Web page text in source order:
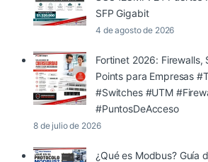
SFP Gigabit
4 de agosto de 2026
Fortinet 2026: Firewalls,
Points para Empresas
#Switches #UTM
#PuntosDeAcceso
8 de julio de 2026
¿Qué es Modbus? Guía